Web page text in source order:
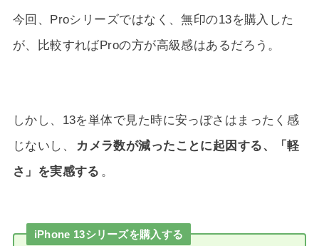
今回、Proシリーズではなく、無印の13を購入した
が、比較すればProの方が高級感はあるだろう。
しかし、13を単体で見た時に安っぽさはまったく感
じないし、
カメラ数が減ったことに起因する、「軽
さ」を実感する 。
iPhone 13シリーズを購入する